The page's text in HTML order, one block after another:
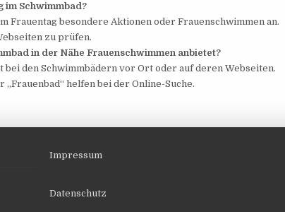
im Schwimmbad?
Frauentag besondere Aktionen oder Frauenschwimmen an.
zu prüfen.
in der Nähe Frauenschwimmen anbietet?
den Schwimmbädern vor Ort oder auf deren Webseiten.
helfen bei der Online-Suche.
Impressum
Datenschutz